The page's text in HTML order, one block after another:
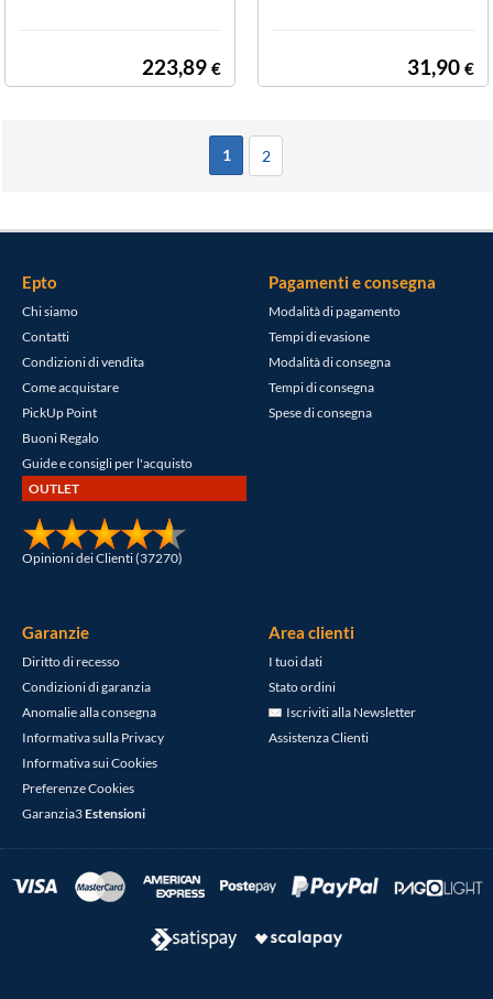
223,89 € 31,90 €
1 2
Epto
Chi siamo
Contatti
Condizioni di vendita
Come acquistare
PickUp Point
Buoni Regalo
Guide e consigli per l'acquisto
OUTLET
Opinioni dei Clienti (37270)
Pagamenti e consegna
Modalità di pagamento
Tempi di evasione
Modalità di consegna
Tempi di consegna
Spese di consegna
Garanzie
Diritto di recesso
Condizioni di garanzia
Anomalie alla consegna
Informativa sulla Privacy
Informativa sui Cookies
Preferenze Cookies
Garanzia3Estensioni
Area clienti
I tuoi dati
Stato ordini
Iscriviti alla Newsletter
Assistenza Clienti